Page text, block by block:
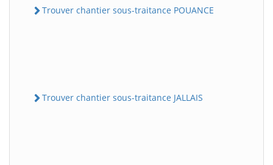
Trouver chantier sous-traitance POUANCE
Trouver chantier sous-traitance JALLAIS